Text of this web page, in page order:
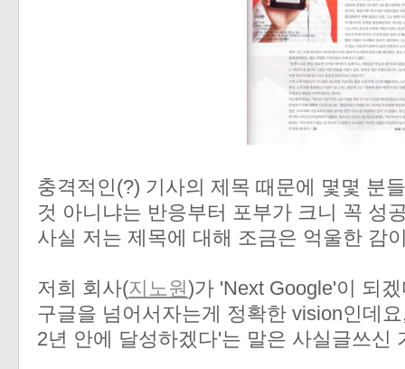
충격적인(?) 기사의 제목 때문에 몇몇 분
것 아니냐는 반응부터 포부가 크니 꼭 성
사실 저는 제목에 대해 조금은 억울한 감
저희 회사(지노원)가 'Next Google'이 되
구글을 넘어서자는게 정확한 vision인데
2년 안에 달성하겠다'는 말은 사실글쓰신